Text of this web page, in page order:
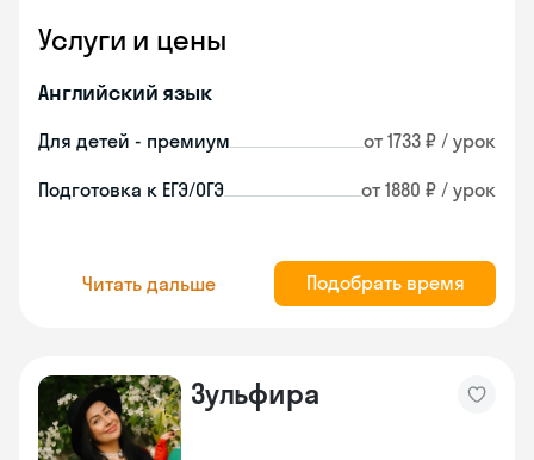
Услуги и цены
Английский язык
Для детей - премиум от 1733 ₽ / урок
Подготовка к ЕГЭ/ОГЭ от 1880 ₽ / урок
Читать дальше Подобрать время
Зульфира